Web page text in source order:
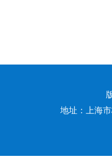
地址：上海